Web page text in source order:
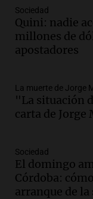
Audio.
un
amantes
Amamos los
la historia
Amamos los
Audio.
argentino
con Brasil
Panorama
Sociedad
Quini: nadie
millones de
apostadores
La muerte de Jorge
"La situación
carta de Jorge
Sociedad
El domingo
Córdoba:
arranque de la